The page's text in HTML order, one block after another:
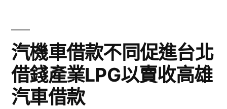
汽機車借款不同促進台北
借錢產業LPG以賣收高雄
汽車借款